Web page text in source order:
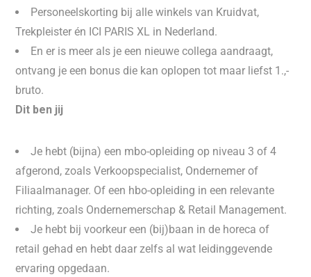
Personeelskorting bij alle winkels van Kruidvat,
Trekpleister én ICI PARIS XL in Nederland.
En er is meer als je een nieuwe collega aandraagt,
ontvang je een bonus die kan oplopen tot maar liefst 1.,-
bruto.
Dit ben jij
Je hebt (bijna) een mbo-opleiding op niveau 3 of 4
afgerond, zoals Verkoopspecialist, Ondernemer of
Filiaalmanager. Of een hbo-opleiding in een relevante
richting, zoals Ondernemerschap & Retail Management.
Je hebt bij voorkeur een (bij)baan in de horeca of
retail gehad en hebt daar zelfs al wat leidinggevende
ervaring opgedaan.